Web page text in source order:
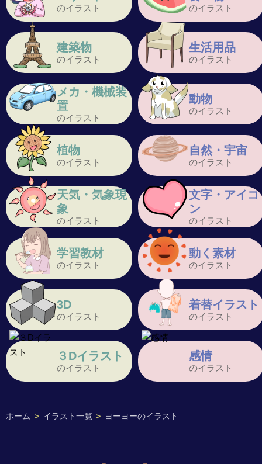
ホーム > イラスト一覧 > ヨーヨーのイラスト
のイラスト のイラスト
建築物
のイラスト
生活用品
のイラスト
メカ・機械装
置
のイラスト
動物
のイラスト
植物
のイラスト
自然・宇宙
のイラスト
天気・気象現
象
のイラスト
文字・アイコ
ン
のイラスト
学習教材
のイラスト
動く素材
のイラスト
3D
のイラスト
着替イラスト
のイラスト
３Dイラスト
のイラスト
感情
のイラスト